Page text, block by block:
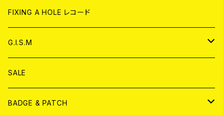
ANALOG
CD
ANALOG
CD
ANALOG
WORLD
CD
ANALOG
CD
アナログ
DVD
T-shirt & WEAR
FIXING A HOLE レコード
G.I.S.M
CD
ANALOG
SALE
BADGE & PATCH